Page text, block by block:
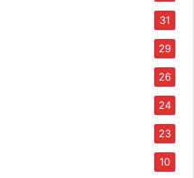
31
29
26
24
23
10